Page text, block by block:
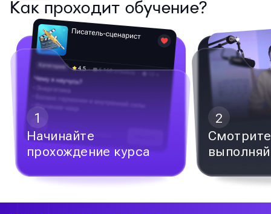
Как проходит обучение?
1
Начинайте
прохождение курса
2